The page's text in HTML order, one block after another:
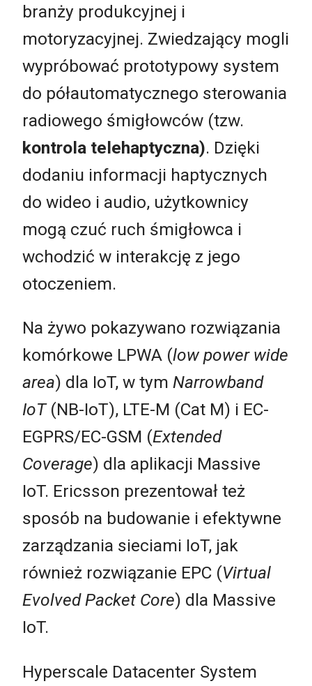
branży produkcyjnej i
motoryzacyjnej. Zwiedzający mogli
wypróbować prototypowy system
do półautomatycznego sterowania
radiowego śmigłowców (tzw.
kontrola telehaptyczna). Dzięki
dodaniu informacji haptycznych
do wideo i audio, użytkownicy
mogą czuć ruch śmigłowca i
wchodzić w interakcję z jego
otoczeniem.
Na żywo pokazywano rozwiązania
komórkowe LPWA (low power wide
area) dla IoT, w tym Narrowband
IoT(NB-IoT), LTE-M (Cat M) i EC-
EGPRS/EC-GSM (Extended
Coverage) dla aplikacji Massive
IoT. Ericsson prezentował też
sposób na budowanie i efektywne
zarządzania sieciami IoT, jak
również rozwiązanie EPC (Virtual
Evolved Packet Core) dla Massive
IoT.
Hyperscale Datacenter System